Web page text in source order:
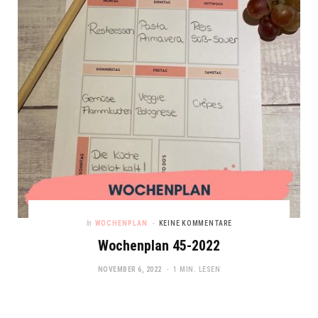
In WOCHENPLAN KEINE KOMMENTARE
Wochenplan 45-2022
NOVEMBER 6, 2022 1 MIN. LESEN